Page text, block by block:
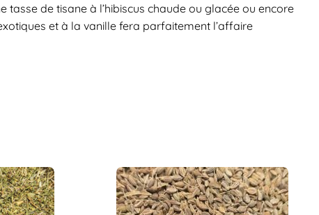
tasse de tisane à l’hibiscus chaude ou glacée ou encore
et à la vanille fera parfaitement l’affaire